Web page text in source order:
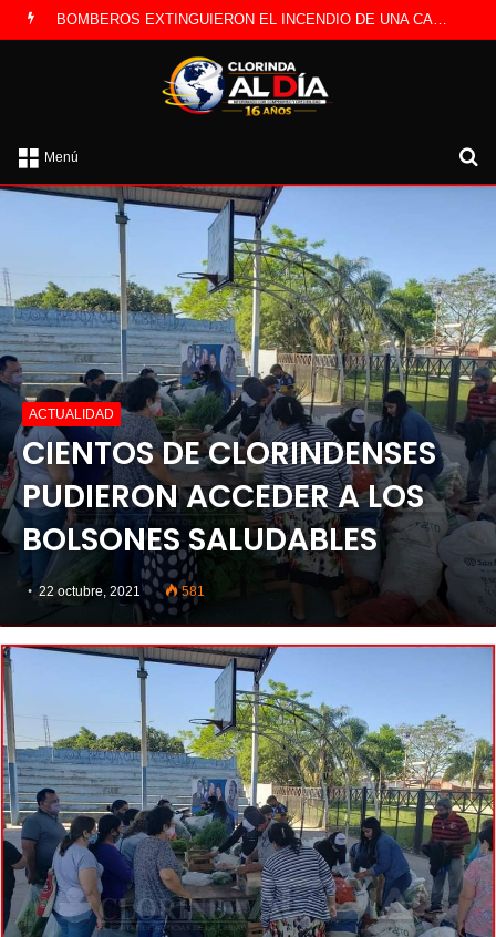
LA POLICÍA INVESTIGA ROBO A CAMBISTA OCURRIDO ESTE JUEVES
Menú
ACTUALIDAD
CIENTOS DE CLORINDENSES
PUDIERON ACCEDER A LOS
BOLSONES SALUDABLES
22 octubre, 2021 581